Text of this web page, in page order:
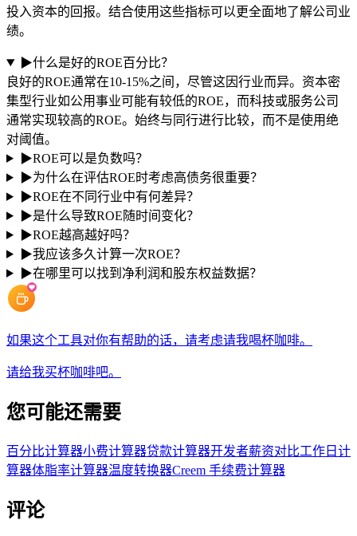
投入资本的回报。结合使用这些指标可以更全面地了解公司业
绩。
▶什么是好的ROE百分比？
良好的ROE通常在10-15%之间，尽管这因行业而异。资本密
集型行业如公用事业可能有较低的ROE，而科技或服务公司
通常实现较高的ROE。始终与同行进行比较，而不是使用绝
对阈值。
▶ROE可以是负数吗？
▶为什么在评估ROE时考虑高债务很重要？
▶ROE在不同行业中有何差异？
▶是什么导致ROE随时间变化？
▶ROE越高越好吗？
▶我应该多久计算一次ROE？
▶在哪里可以找到净利润和股东权益数据？
如果这个工具对你有帮助的话，请考虑请我喝杯咖啡。
请给我买杯咖啡吧。
您可能还需要
百分比计算器小费计算器贷款计算器开发者薪资对比工作日计
算器体脂率计算器温度转换器Creem 手续费计算器
评论